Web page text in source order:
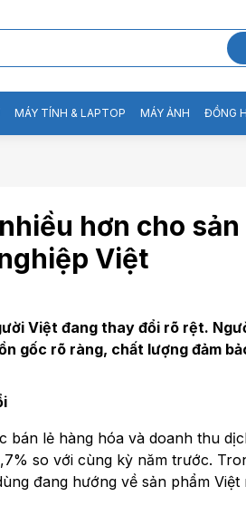
MÁY TÍNH & LAPTOP MÁY ẢNH ĐỒNG
hơn cho sản
Việt
Việt đang thay đổi rõ rệt.
gốc rõ ràng, chất lượng đảm
lẻ hàng hóa và doanh thu
so với cùng kỳ năm trước.
đang hướng về sản phẩm